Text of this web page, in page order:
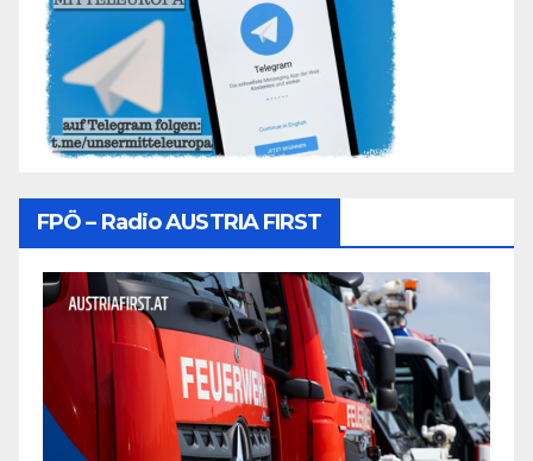
FPÖ – Radio AUSTRIA FIRST